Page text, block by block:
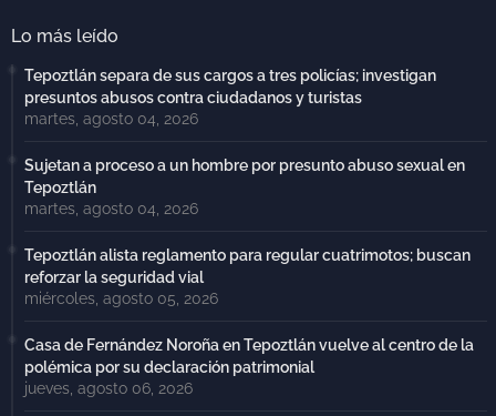
Lo más leído
Tepoztlán separa de sus cargos a tres policías; investigan
presuntos abusos contra ciudadanos y turistas
martes, agosto 04, 2026
Sujetan a proceso a un hombre por presunto abuso sexual en
Tepoztlán
martes, agosto 04, 2026
Tepoztlán alista reglamento para regular cuatrimotos; buscan
reforzar la seguridad vial
miércoles, agosto 05, 2026
Casa de Fernández Noroña en Tepoztlán vuelve al centro de la
polémica por su declaración patrimonial
jueves, agosto 06, 2026